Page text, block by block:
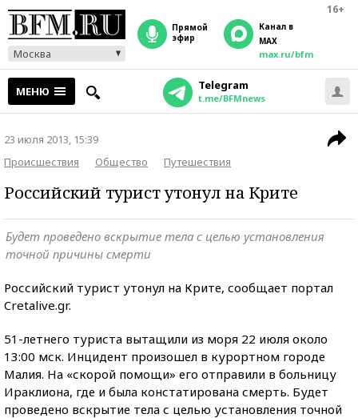
16+
Москва
прямой
эфир
Канал в
MAX
max.ru/bfm
МЕНЮ Telegram
t.me/BFMnews
23 июля 2013, 15:39
Происшествия
Общество Путешествия
Российский турист утонул на Крите
Будет проведено вскрытие тела с целью установления
точной причины смерти
Российский турист утонул на Крите, сообщает портал
Cretalive.gr.
51-летнего туриста вытащили из моря 22 июля около
13:00 мск. Инцидент произошел в курортном городе
Малия. На «скорой помощи» его отправили в больницу
Ираклиона, где и была констатирована смерть. Будет
проведено вскрытие тела с целью установления точной